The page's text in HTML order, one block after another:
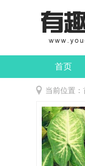
首页
娱乐
当前位置：